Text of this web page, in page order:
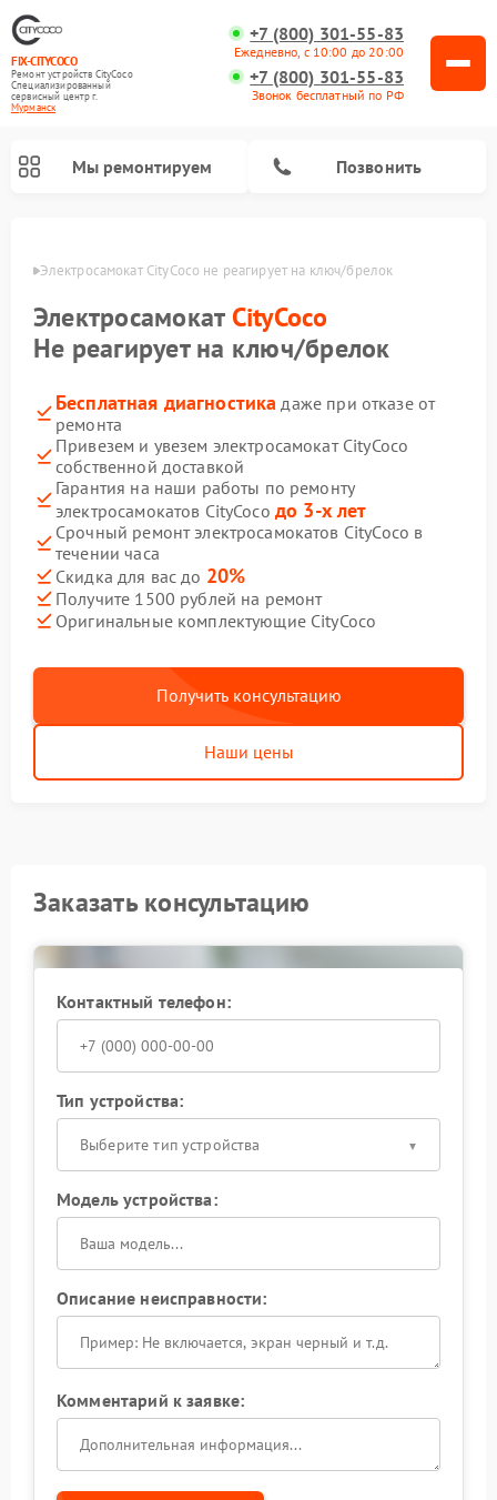
FIX-CITYCOCO
Ремонт устройств CityCoco
Специализированный
cервисный центр г.
Мурманск
+7 (800) 301-55-83
Ежедневно, с 10:00 до 20:00
+7 (800) 301-55-83
Звонок бесплатный по РФ
Мы ремонтируем Позвонить
Электросамокат CityCoco не реагирует на ключ/брелок
Электросамокат CityCoco
Не реагирует на ключ/брелок
Бесплатная диагностика даже при отказе от
ремонта
Привезем и увезем электросамокат CityCoco
собственной доставкой
Гарантия на наши работы по ремонту
электросамокатов CityCoco до 3-х лет
Срочный ремонт электросамокатов CityCoco в
течении часа
Скидка для вас до 20%
Получите 1500 рублей на ремонт
Оригинальные комплектующие CityCoco
Получить консультацию
Наши цены
Заказать консультацию
Контактный телефон:
Тип устройства:
Выберите тип устройства
Модель устройства:
Описание неисправности:
Комментарий к заявке: